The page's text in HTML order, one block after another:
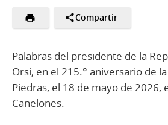
Compartir
Palabras del presidente de la
Orsi, en el 215.° aniversario de
Piedras, el 18 de mayo de 2026,
Canelones.